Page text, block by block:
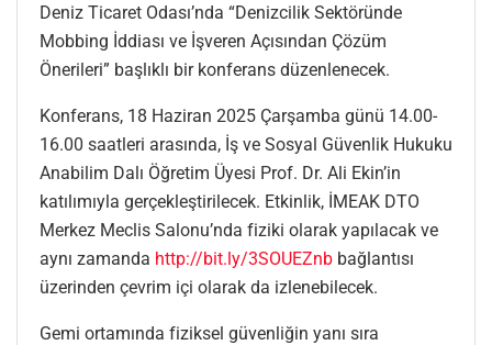
Deniz Ticaret Odası’nda “Denizcilik Sektöründe
Mobbing İddiası ve İşveren Açısından Çözüm
Önerileri” başlıklı bir konferans düzenlenecek.
Konferans, 18 Haziran 2025 Çarşamba günü 14.00-
16.00 saatleri arasında, İş ve Sosyal Güvenlik Hukuku
Anabilim Dalı Öğretim Üyesi Prof. Dr. Ali Ekin’in
katılımıyla gerçekleştirilecek. Etkinlik, İMEAK DTO
Merkez Meclis Salonu’nda fiziki olarak yapılacak ve
aynı zamanda http://bit.ly/3SOUEZnb bağlantısı
üzerinden çevrim içi olarak da izlenebilecek.
Gemi ortamında fiziksel güvenliğin yanı sıra